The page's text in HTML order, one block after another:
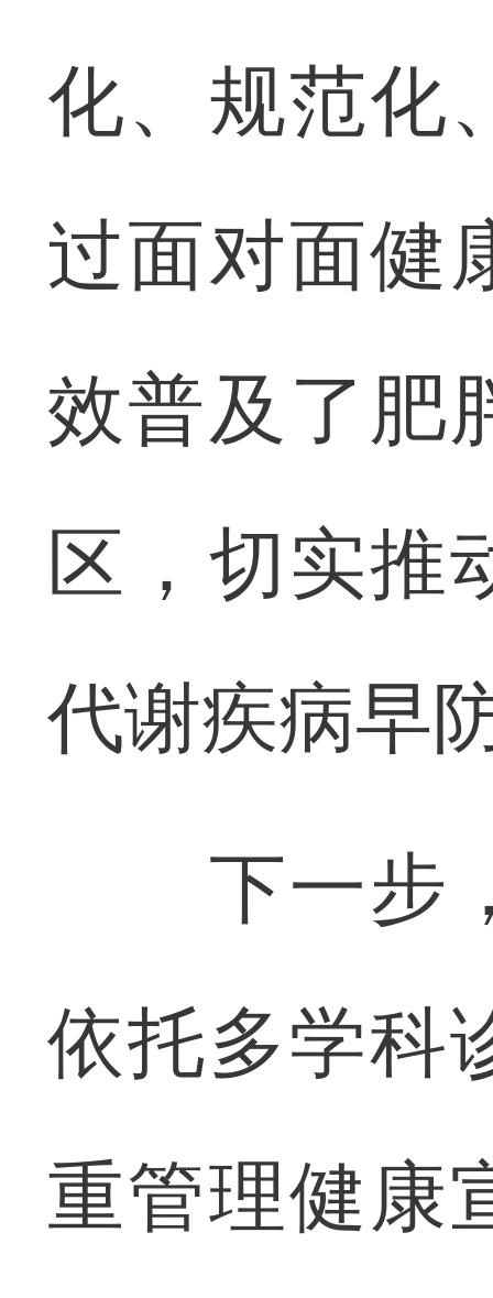
化、规范化
过面对面健
效普及了肥
区，切实推
代谢疾病早
下一步，
依托多学科
重管理健康